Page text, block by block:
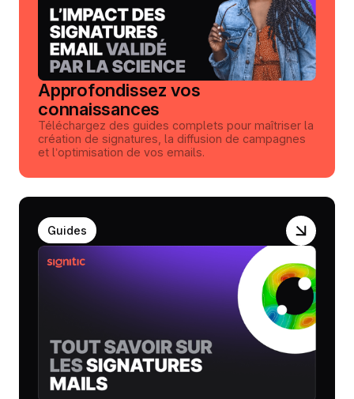
Approfondissez vos
connaissances
Téléchargez des guides complets pour maîtriser la
création de signatures, la diffusion de campagnes
et l’optimisation de vos emails.
Guides